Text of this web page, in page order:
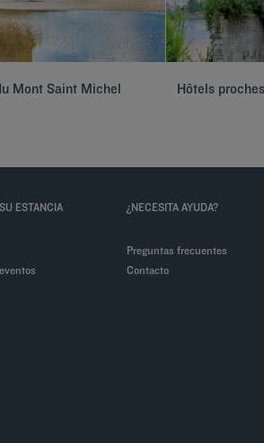
Mont Saint Michel Hôtels
ESTANCIA ¿NECESITA AYUDA?
Preguntas frecuentes
Contacto